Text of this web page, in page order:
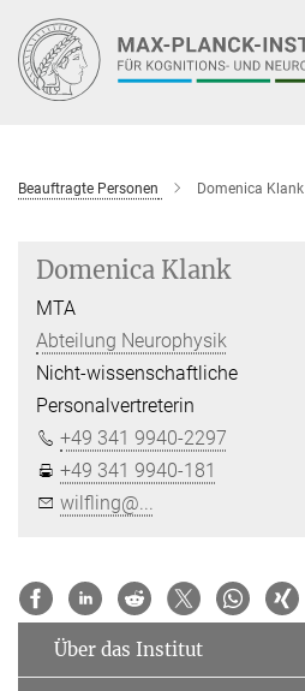
Hauptinhalt
Beauftragte Personen Domenica Klank
Domenica Klank
MTA
Abteilung Neurophysik
Nicht-wissenschaftliche
Personalvertreterin
+49 341 9940-2297
+49 341 9940-181
wilfling@...
Über das Institut